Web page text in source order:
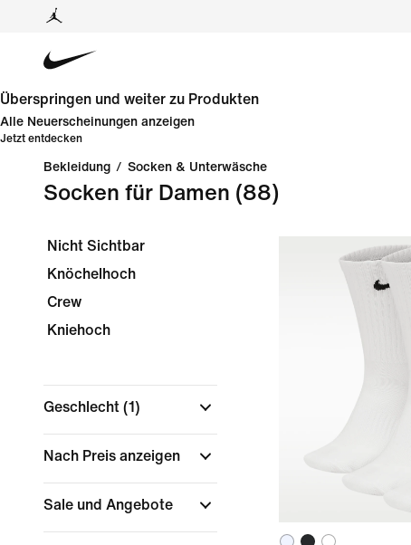
Überspringen und weiter zu Produkten
Alle Neuerscheinungen anzeigen
Jetzt entdecken
Bekleidung / Socken & Unterwäsche
Socken für Damen (88)
Nicht Sichtbar
Knöchelhoch
Crew
Kniehoch
Geschlecht (1)
Nach Preis anzeigen
Sale und Angebote